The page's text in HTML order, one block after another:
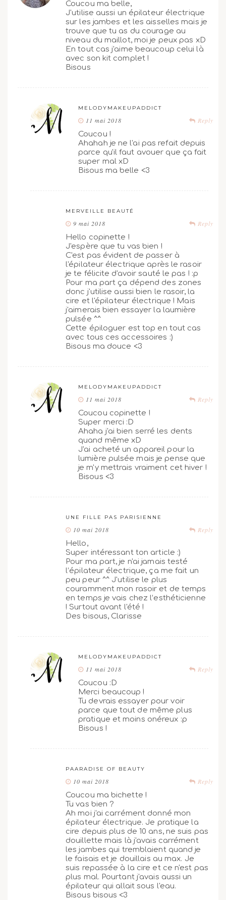
Coucou ma belle,
J'utilise aussi un épilateur électrique
sur les jambes et les aisselles mais je
trouve que tu as du courage au
niveau du maillot, moi je peux pas xD
En tout cas j'aime beaucoup celui là
avec son kit complet !
Bisous
MELODYMAKEUPADDICT
Reply
11 mai 2018
Coucou !
Ahahah je ne l'ai pas refait depuis
parce qu'il faut avouer que ça fait
super mal xD
Bisous ma belle <3
MERVEILLE BEAUTÉ
Reply
9 mai 2018
Hello copinette !
J'espère que tu vas bien !
C'est pas évident de passer à
l'épilateur électrique après le rasoir
je te félicite d'avoir sauté le pas ! :p
Pour ma part ça dépend des zones
donc j'utilise aussi bien le rasoir, la
cire et l'épilateur électrique ! Mais
j'aimerais bien essayer la laumière
pulsée ^^
Cette épiloguer est top en tout cas
avec tous ces accessoires :)
Bisous ma douce <3
MELODYMAKEUPADDICT
Reply
11 mai 2018
Coucou copinette !
Super merci :D
Ahaha j'ai bien serré les dents
quand même xD
J'ai acheté un appareil pour la
lumière pulsée mais je pense que
je m'y mettrais vraiment cet hiver !
Bisous <3
UNE FILLE PAS PARISIENNE
Reply
10 mai 2018
Hello,
Super intéressant ton article :)
Pour ma part, je n'ai jamais testé
l’épilateur électrique, ça me fait un
peu peur ^^ J'utilise le plus
couramment mon rasoir et de temps
en temps je vais chez l’esthéticienne
! Surtout avant l'été !
Des bisous, Clarisse
MELODYMAKEUPADDICT
Reply
11 mai 2018
Coucou :D
Merci beaucoup !
Tu devrais essayer pour voir
parce que tout de même plus
pratique et moins onéreux :p
Bisous !
PAARADISE OF BEAUTY
Reply
10 mai 2018
Coucou ma bichette !
Tu vas bien ?
Ah moi j'ai carrément donné mon
épilateur électrique. Je pratique la
cire depuis plus de 10 ans, ne suis pas
douillette mais là j'avais carrément
les jambes qui tremblaient quand je
le faisais et je douillais au max. Je
suis repassée à la cire et ce n'est pas
plus mal. Pourtant j'avais aussi un
épilateur qui allait sous l'eau.
Bisous bisous <3